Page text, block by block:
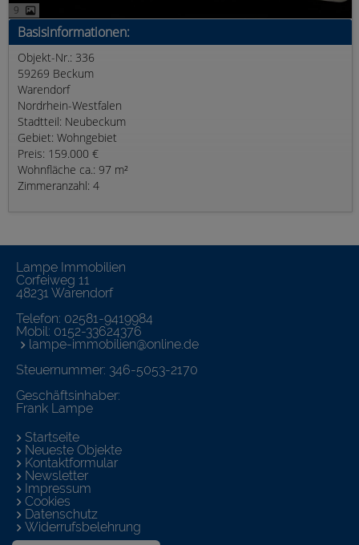
9
Basisinformationen:
Objekt-Nr.: 336
59269 Beckum
Warendorf
Nordrhein-Westfalen
Stadtteil: Neubeckum
Gebiet: Wohngebiet
Preis: 159.000 €
Wohnfläche ca.: 97 m²
Zimmeranzahl: 4
Lampe Immobilien
Corfeiweg 11
48231 Warendorf
Telefon: 02581-9419984
Mobil: 0152-33624376
lampe-immobilien@online.de
Steuernummer: 346-5053-2170
Geschäftsinhaber:
Frank Lampe
Startseite
Neueste Objekte
Kontaktformular
Newsletter
Impressum
Cookies
Datenschutz
Widerrufsbelehrung